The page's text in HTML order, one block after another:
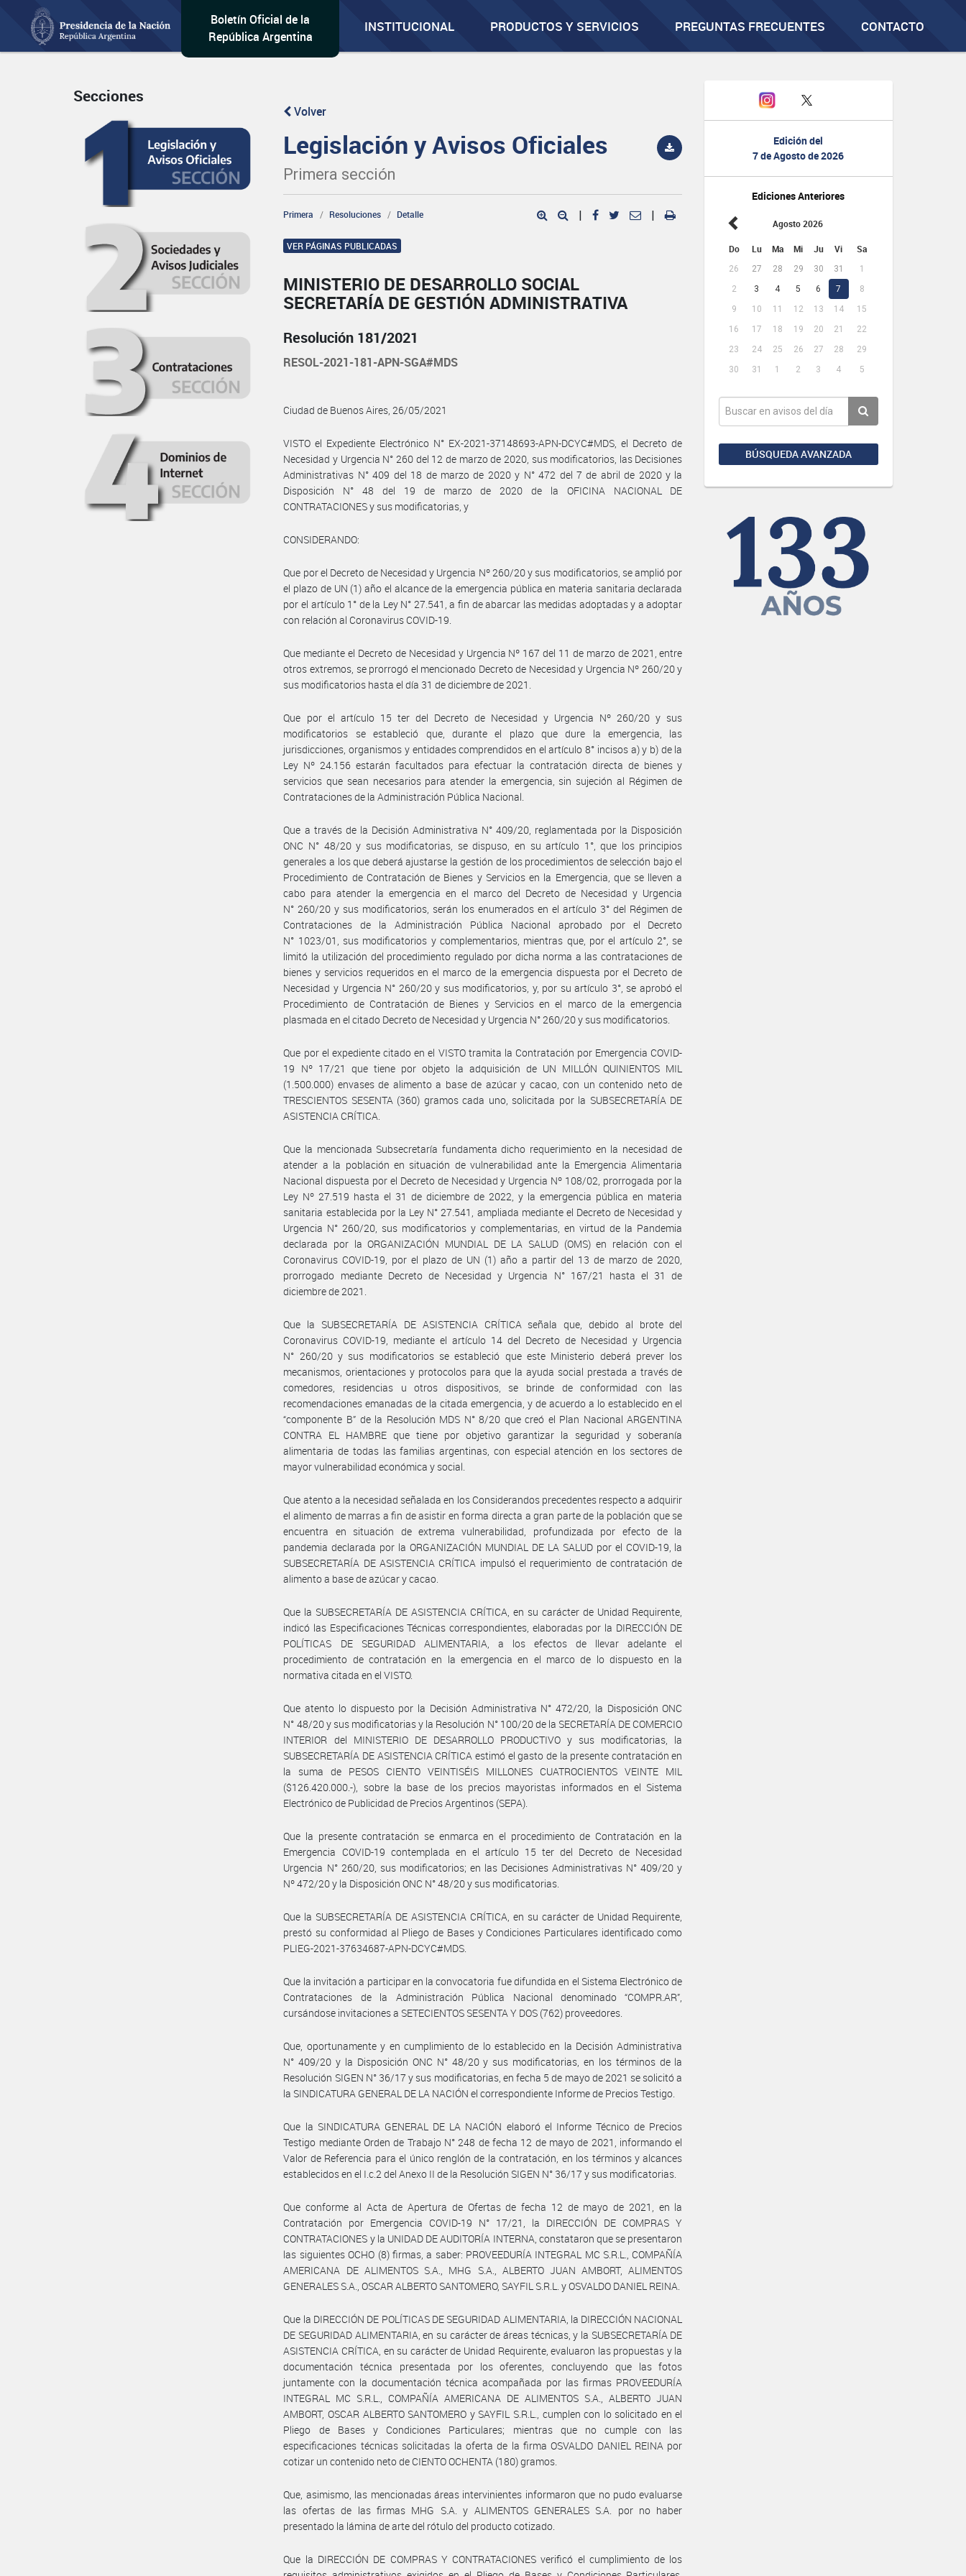
Boletín Oficial de la
República Argentina
INSTITUCIONAL PRODUCTOS Y SERVICIOS PREGUNTAS FRECUENTES CONTACTO
Edición del
7 de Agosto de 2026
Ediciones Anteriores
Agosto 2026
Do Lu Ma Mi Ju Vi Sa
26 27 28 29 30 31
1
2
3 4 5 6 7
8
9
10 11 12 13 14
15
16
17 18 19 20 21
22
23
24 25 26 27 28
29
30
31 1 2 3 4 5
BÚSQUEDA AVANZADA
Secciones
Volver
Legislación y Avisos Oficiales
Primera sección
Primera Resoluciones Detalle | |
VER PÁGINAS PUBLICADAS
MINISTERIO DE DESARROLLO SOCIAL
SECRETARÍA DE GESTIÓN ADMINISTRATIVA
Resolución 181/2021
RESOL-2021-181-APN-SGA#MDS
Ciudad de Buenos Aires, 26/05/2021
VISTO el Expediente Electrónico N° EX-2021-37148693-APN-DCYC#MDS, el Decreto de
Necesidad y Urgencia N° 260 del 12 de marzo de 2020, sus modificatorios, las Decisiones
Administrativas N° 409 del 18 de marzo de 2020 y N° 472 del 7 de abril de 2020 y la
Disposición N° 48 del 19 de marzo de 2020 de la OFICINA NACIONAL DE
CONTRATACIONES y sus modificatorias, y
CONSIDERANDO:
Que por el Decreto de Necesidad y Urgencia Nº 260/20 y sus modificatorios, se amplió por
el plazo de UN (1) año el alcance de la emergencia pública en materia sanitaria declarada
por el artículo 1° de la Ley N° 27.541, a fin de abarcar las medidas adoptadas y a adoptar
con relación al Coronavirus COVID-19.
Que mediante el Decreto de Necesidad y Urgencia Nº 167 del 11 de marzo de 2021, entre
otros extremos, se prorrogó el mencionado Decreto de Necesidad y Urgencia Nº 260/20 y
sus modificatorios hasta el día 31 de diciembre de 2021.
Que por el artículo 15 ter del Decreto de Necesidad y Urgencia Nº 260/20 y sus
modificatorios se estableció que, durante el plazo que dure la emergencia, las
jurisdicciones, organismos y entidades comprendidos en el artículo 8° incisos a) y b) de la
Ley Nº 24.156 estarán facultados para efectuar la contratación directa de bienes y
servicios que sean necesarios para atender la emergencia, sin sujeción al Régimen de
Contrataciones de la Administración Pública Nacional.
Que a través de la Decisión Administrativa N° 409/20, reglamentada por la Disposición
ONC N° 48/20 y sus modificatorias, se dispuso, en su artículo 1°, que los principios
generales a los que deberá ajustarse la gestión de los procedimientos de selección bajo el
Procedimiento de Contratación de Bienes y Servicios en la Emergencia, que se lleven a
cabo para atender la emergencia en el marco del Decreto de Necesidad y Urgencia
N° 260/20 y sus modificatorios, serán los enumerados en el artículo 3° del Régimen de
Contrataciones de la Administración Pública Nacional aprobado por el Decreto
N° 1023/01, sus modificatorios y complementarios, mientras que, por el artículo 2°, se
limitó la utilización del procedimiento regulado por dicha norma a las contrataciones de
bienes y servicios requeridos en el marco de la emergencia dispuesta por el Decreto de
Necesidad y Urgencia N° 260/20 y sus modificatorios, y, por su artículo 3°, se aprobó el
Procedimiento de Contratación de Bienes y Servicios en el marco de la emergencia
plasmada en el citado Decreto de Necesidad y Urgencia N° 260/20 y sus modificatorios.
Que por el expediente citado en el VISTO tramita la Contratación por Emergencia COVID-
19 Nº 17/21 que tiene por objeto la adquisición de UN MILLÓN QUINIENTOS MIL
(1.500.000) envases de alimento a base de azúcar y cacao, con un contenido neto de
TRESCIENTOS SESENTA (360) gramos cada uno, solicitada por la SUBSECRETARÍA DE
ASISTENCIA CRÍTICA.
Que la mencionada Subsecretaría fundamenta dicho requerimiento en la necesidad de
atender a la población en situación de vulnerabilidad ante la Emergencia Alimentaria
Nacional dispuesta por el Decreto de Necesidad y Urgencia Nº 108/02, prorrogada por la
Ley Nº 27.519 hasta el 31 de diciembre de 2022, y la emergencia pública en materia
sanitaria establecida por la Ley N° 27.541, ampliada mediante el Decreto de Necesidad y
Urgencia N° 260/20, sus modificatorios y complementarias, en virtud de la Pandemia
declarada por la ORGANIZACIÓN MUNDIAL DE LA SALUD (OMS) en relación con el
Coronavirus COVID-19, por el plazo de UN (1) año a partir del 13 de marzo de 2020,
prorrogado mediante Decreto de Necesidad y Urgencia N° 167/21 hasta el 31 de
diciembre de 2021.
Que la SUBSECRETARÍA DE ASISTENCIA CRÍTICA señala que, debido al brote del
Coronavirus COVID-19, mediante el artículo 14 del Decreto de Necesidad y Urgencia
N° 260/20 y sus modificatorios se estableció que este Ministerio deberá prever los
mecanismos, orientaciones y protocolos para que la ayuda social prestada a través de
comedores, residencias u otros dispositivos, se brinde de conformidad con las
recomendaciones emanadas de la citada emergencia, y de acuerdo a lo establecido en el
“componente B” de la Resolución MDS N° 8/20 que creó el Plan Nacional ARGENTINA
CONTRA EL HAMBRE que tiene por objetivo garantizar la seguridad y soberanía
alimentaria de todas las familias argentinas, con especial atención en los sectores de
mayor vulnerabilidad económica y social.
Que atento a la necesidad señalada en los Considerandos precedentes respecto a adquirir
el alimento de marras a fin de asistir en forma directa a gran parte de la población que se
encuentra en situación de extrema vulnerabilidad, profundizada por efecto de la
pandemia declarada por la ORGANIZACIÓN MUNDIAL DE LA SALUD por el COVID-19, la
SUBSECRETARÍA DE ASISTENCIA CRÍTICA impulsó el requerimiento de contratación de
alimento a base de azúcar y cacao.
Que la SUBSECRETARÍA DE ASISTENCIA CRÍTICA, en su carácter de Unidad Requirente,
indicó las Especificaciones Técnicas correspondientes, elaboradas por la DIRECCIÓN DE
POLÍTICAS DE SEGURIDAD ALIMENTARIA, a los efectos de llevar adelante el
procedimiento de contratación en la emergencia en el marco de lo dispuesto en la
normativa citada en el VISTO.
Que atento lo dispuesto por la Decisión Administrativa N° 472/20, la Disposición ONC
N° 48/20 y sus modificatorias y la Resolución N° 100/20 de la SECRETARÍA DE COMERCIO
INTERIOR del MINISTERIO DE DESARROLLO PRODUCTIVO y sus modificatorias, la
SUBSECRETARÍA DE ASISTENCIA CRÍTICA estimó el gasto de la presente contratación en
la suma de PESOS CIENTO VEINTISÉIS MILLONES CUATROCIENTOS VEINTE MIL
($126.420.000.-), sobre la base de los precios mayoristas informados en el Sistema
Electrónico de Publicidad de Precios Argentinos (SEPA).
Que la presente contratación se enmarca en el procedimiento de Contratación en la
Emergencia COVID-19 contemplada en el artículo 15 ter del Decreto de Necesidad
Urgencia N° 260/20, sus modificatorios; en las Decisiones Administrativas N° 409/20 y
Nº 472/20 y la Disposición ONC N° 48/20 y sus modificatorias.
Que la SUBSECRETARÍA DE ASISTENCIA CRÍTICA, en su carácter de Unidad Requirente,
prestó su conformidad al Pliego de Bases y Condiciones Particulares identificado como
PLIEG-2021-37634687-APN-DCYC#MDS.
Que la invitación a participar en la convocatoria fue difundida en el Sistema Electrónico de
Contrataciones de la Administración Pública Nacional denominado “COMPR.AR”,
cursándose invitaciones a SETECIENTOS SESENTA Y DOS (762) proveedores.
Que, oportunamente y en cumplimiento de lo establecido en la Decisión Administrativa
N° 409/20 y la Disposición ONC N° 48/20 y sus modificatorias, en los términos de la
Resolución SIGEN N° 36/17 y sus modificatorias, en fecha 5 de mayo de 2021 se solicitó a
la SINDICATURA GENERAL DE LA NACIÓN el correspondiente Informe de Precios Testigo.
Que la SINDICATURA GENERAL DE LA NACIÓN elaboró el Informe Técnico de Precios
Testigo mediante Orden de Trabajo N° 248 de fecha 12 de mayo de 2021, informando el
Valor de Referencia para el único renglón de la contratación, en los términos y alcances
establecidos en el I.c.2 del Anexo II de la Resolución SIGEN N° 36/17 y sus modificatorias.
Que conforme al Acta de Apertura de Ofertas de fecha 12 de mayo de 2021, en la
Contratación por Emergencia COVID-19 N° 17/21, la DIRECCIÓN DE COMPRAS Y
CONTRATACIONES y la UNIDAD DE AUDITORÍA INTERNA, constataron que se presentaron
las siguientes OCHO (8) firmas, a saber: PROVEEDURÍA INTEGRAL MC S.R.L., COMPAÑÍA
AMERICANA DE ALIMENTOS S.A., MHG S.A., ALBERTO JUAN AMBORT, ALIMENTOS
GENERALES S.A., OSCAR ALBERTO SANTOMERO, SAYFIL S.R.L. y OSVALDO DANIEL REINA.
Que la DIRECCIÓN DE POLÍTICAS DE SEGURIDAD ALIMENTARIA, la DIRECCIÓN NACIONAL
DE SEGURIDAD ALIMENTARIA, en su carácter de áreas técnicas, y la SUBSECRETARÍA DE
ASISTENCIA CRÍTICA, en su carácter de Unidad Requirente, evaluaron las propuestas y la
documentación técnica presentada por los oferentes, concluyendo que las fotos
juntamente con la documentación técnica acompañada por las firmas PROVEEDURÍA
INTEGRAL MC S.R.L., COMPAÑÍA AMERICANA DE ALIMENTOS S.A., ALBERTO JUAN
AMBORT, OSCAR ALBERTO SANTOMERO y SAYFIL S.R.L., cumplen con lo solicitado en el
Pliego de Bases y Condiciones Particulares; mientras que no cumple con las
especificaciones técnicas solicitadas la oferta de la firma OSVALDO DANIEL REINA por
cotizar un contenido neto de CIENTO OCHENTA (180) gramos.
Que, asimismo, las mencionadas áreas intervinientes informaron que no pudo evaluarse
las ofertas de las firmas MHG S.A. y ALIMENTOS GENERALES S.A. por no haber
presentado la lámina de arte del rótulo del producto cotizado.
Que la DIRECCIÓN DE COMPRAS Y CONTRATACIONES verificó el cumplimiento de los